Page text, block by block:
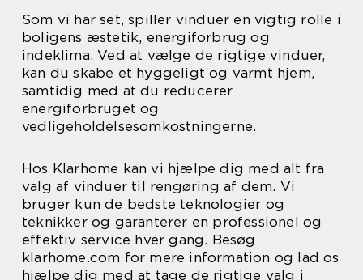
Som vi har set, spiller vinduer en vigtig rolle i
boligens æstetik, energiforbrug og
indeklima. Ved at vælge de rigtige vinduer,
kan du skabe et hyggeligt og varmt hjem,
samtidig med at du reducerer
energiforbruget og
vedligeholdelsesomkostningerne.
Hos Klarhome kan vi hjælpe dig med alt fra
valg af vinduer til rengøring af dem. Vi
bruger kun de bedste teknologier og
teknikker og garanterer en professionel og
effektiv service hver gang. Besøg
klarhome.com for mere information og lad os
hjælpe dig med at tage de rigtige valg i